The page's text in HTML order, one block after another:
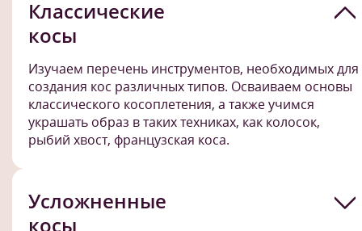
Классические
косы
Изучаем перечень инструментов, необходимых для
создания кос различных типов. Осваиваем основы
классического косоплетения, а также учимся
украшать образ в таких техниках, как колосок,
рыбий хвост, французская коса.
Усложненные
косы